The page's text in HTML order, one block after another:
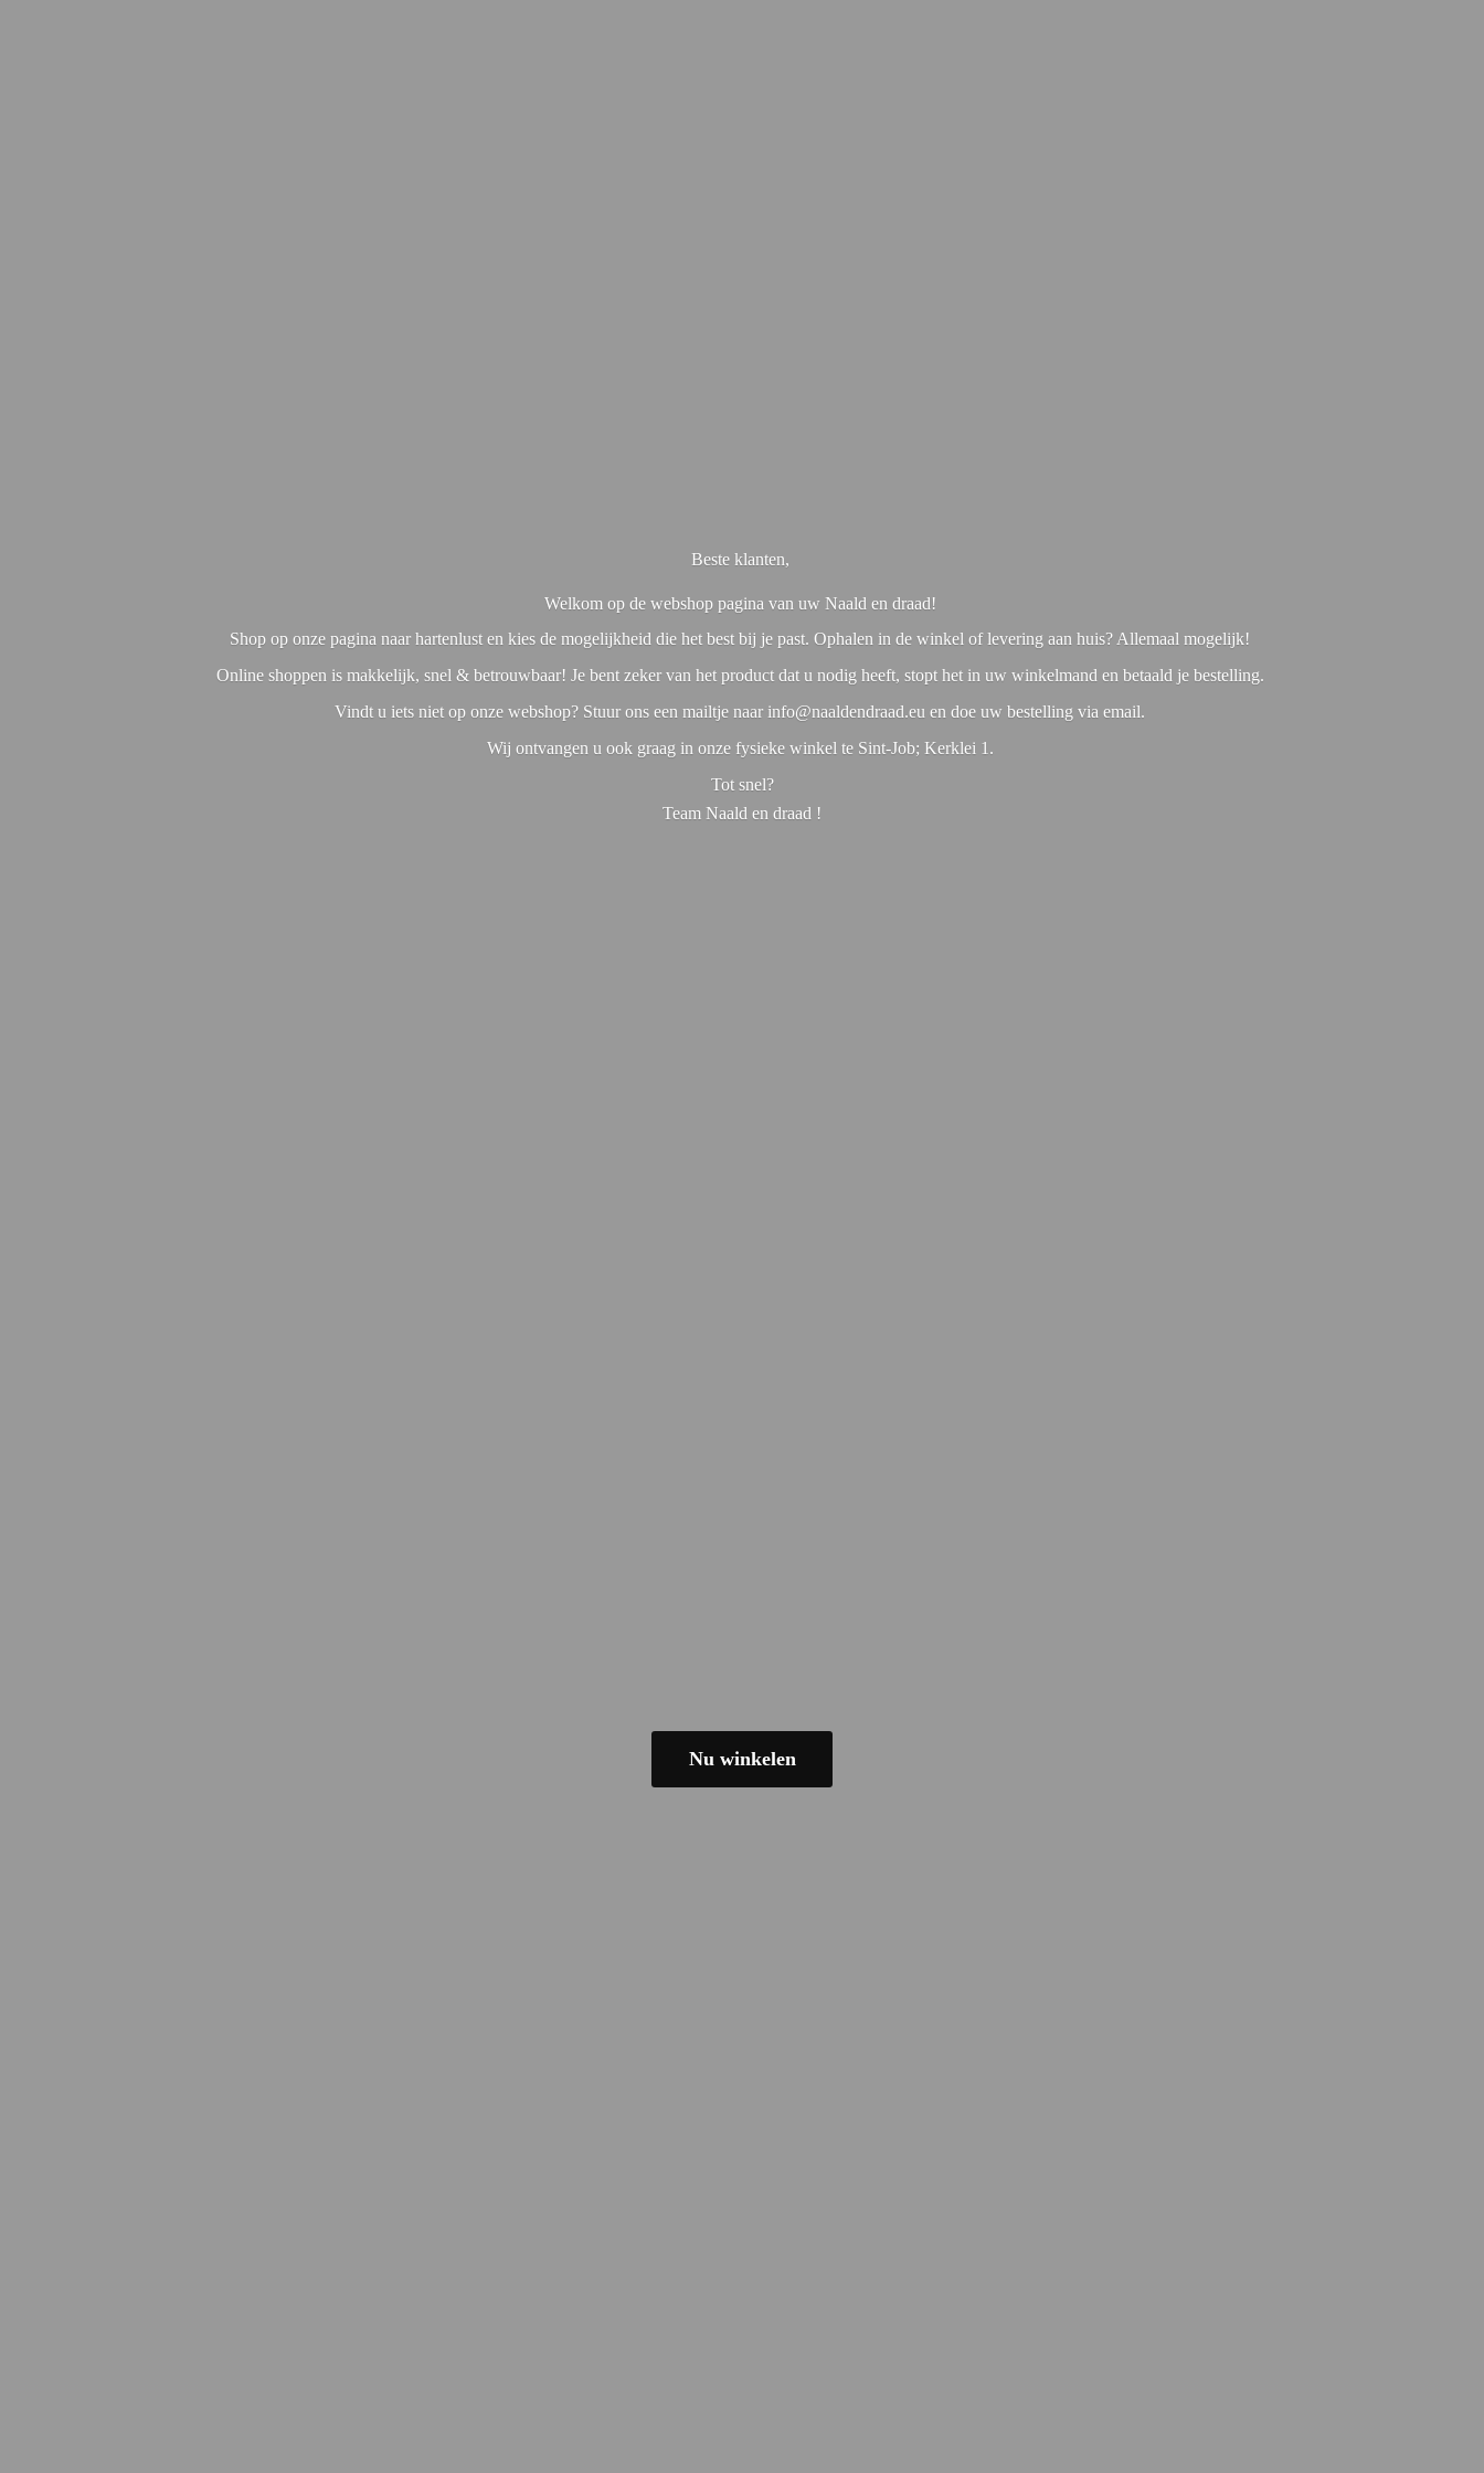
Beste klanten,
Welkom op de webshop pagina van uw Naald en draad!
Shop op onze pagina naar hartenlust en kies de mogelijkheid die het best bij je past. Ophalen in de winkel of levering aan huis? Allemaal mogelijk!
Online shoppen is makkelijk, snel & betrouwbaar! Je bent zeker van het product dat u nodig heeft, stopt het in uw winkelmand en betaald je bestelling.
Vindt u iets niet op onze webshop? Stuur ons een mailtje naar info@naaldendraad.eu en doe uw bestelling via email.
Wij ontvangen u ook graag in onze fysieke winkel te Sint-Job; Kerklei 1.
Tot snel?
Team Naald en draad !
Nu winkelen